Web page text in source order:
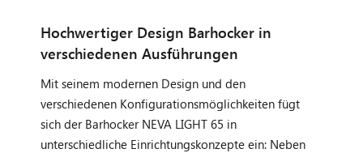
Hochwertiger Design Barhocker in
verschiedenen Ausführungen
Mit seinem modernen Design und den
verschiedenen Konfigurationsmöglichkeiten fügt
sich der Barhocker NEVA LIGHT 65 in
unterschiedliche Einrichtungskonzepte ein: Neben